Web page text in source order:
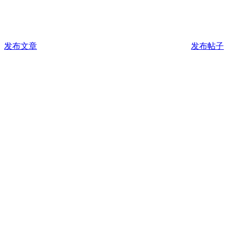
发布文章 发布帖子